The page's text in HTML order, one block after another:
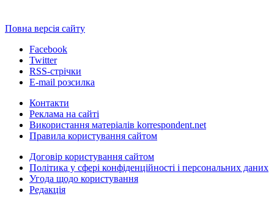
Повна версія сайту
Facebook
Twitter
RSS-стрічки
E-mail розсилка
Контакти
Реклама на сайті
Використання матеріалів korrespondent.net
Правила користування сайтом
Договір користування сайтом
Політика у сфері конфіденційності і персональних даних
Угода щодо користування
Редакція